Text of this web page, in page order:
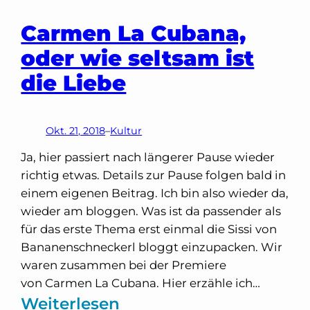
Carmen La Cubana,
oder wie seltsam ist
die Liebe
Okt. 21, 2018–Kultur
Ja, hier passiert nach längerer Pause wieder
richtig etwas. Details zur Pause folgen bald in
einem eigenen Beitrag. Ich bin also wieder da,
wieder am bloggen. Was ist da passender als
für das erste Thema erst einmal die Sissi von
Bananenschneckerl bloggt einzupacken. Wir
waren zusammen bei der Premiere
von Carmen La Cubana. Hier erzähle ich…
Weiterlesen